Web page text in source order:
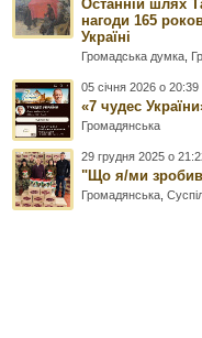
Останній шлях
нагоди 165
Україні
Громадська думка
05 січня 2026 о 20:39
«7 чудес
Громадянська
29 грудня 2025 о
"Що я/ми
Громадянська ,